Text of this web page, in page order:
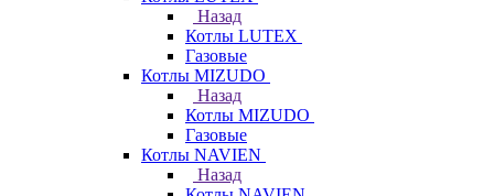
Назад
Котлы LUTEX
Газовые
Котлы MIZUDO
Назад
Котлы MIZUDO
Газовые
Котлы NAVIEN
Назад